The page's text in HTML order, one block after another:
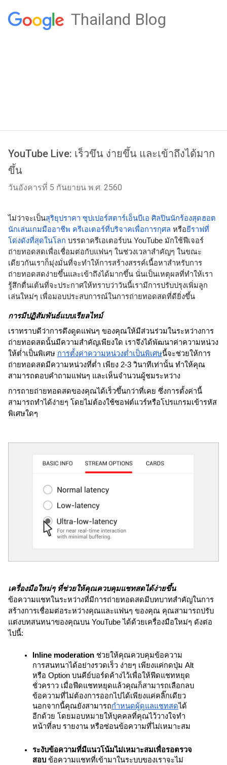
Thailand Blog
YouTube Live: เร็วขึน ง่ายขึ้น และเข้าถึงได้มาก
ขึ้น
วันอังคารที่ 5 กันยายน พ.ศ. 2560
ไม่ว่าจะเป็นสุริยุปราคา ซุปเปอร์สตาร์เอ็นบีเอ ศิลปินนักร้องสุดฮอต
นักเล่นเกมมืออาชีพ ครีเอเตอร์ที่บริจาคเพื่อการกุศล หรือยีราฟที่
โด่งดังที่สุดในโลก บรรดาครีเอเตอร์บน YouTube มักใช้ฟีเจอร์
ถ่ายทอดสดเพื่อเชื่อมต่อกับแฟนๆ ในช่วงเวลาสำคัญๆ ในขณะ
เดียวกันเราก็มุ่งมั่นที่จะทำให้การสร้างสรรค์เนื้อหาสำหรับการ
ถ่ายทอดสดง่ายขึ้นและเข้าถึงได้มากขึ้น นั่นเป็นเหตุผลที่ทำให้เรา
รู้สึกตื่นเต้นที่จะประกาศให้ทราบว่าวันนี้เรามีการปรับปรุงเพิ่มลูก
เล่นใหม่ๆ เพื่อมอบประสบการณ์ในการถ่ายทอดสดที่ดียิ่งขึ้น
การมีปฏิสัมพันธ์แบบเรียลไทม์
เราทราบดีว่าการดึงดูดแฟนๆ ของคุณให้มีส่วนร่วมในระหว่างการ
ถ่ายทอดสดนั้นมีความสำคัญเพียงใด เราจึงได้พัฒนาค่าความหน่วง
ให้ต่ำเป็นพิเศษ การตั้งค่าความหน่วงต่ำเป็นพิเศษนี้จะช่วยให้การ
ถ่ายทอดสดมีความหน่วงที่ต่ำ เพียง 2-3 วินาทีเท่านั้น ทำให้คุณ
สามารถตอบคำถามแฟนๆ และเห็นจำนวนผู้ชมระหว่าง
การถายถ่ายทอดสดของคุณได้เร็วขึ้นกว่าที่เคย ซึ่งการตั้งค่านี้
สามารถทำได้ง่ายๆ โดยไม่ต้องใช้ซอฟต์แวร์หรือโปรแกรมเข้ารหัส
พิเศษใดๆ
เครื่องมือใหม่ๆ ที่ช่วยให้คุณควบคุมแชทสดได้ง่ายขึ้น
ข้อความแชทในระหว่างที่มีการถ่ายทอดสดมีบทบาทสำคัญในการ
สร้างการเชื่อมต่อระหว่างคุณและแฟนๆ ของคุณ คุณสามารถปรับ
แต่งบทสนทนาของคุณบน YouTube ได้ด้วยเครื่องมือใหม่ๆ ดังต่อ
ไปนี้:
Inline moderation ช่วยให้คุณควบคุมข้อความ
การสนทนาได้อย่างรวดเร็ว ง่ายๆ เพียงแค่กดปุ่ม Alt
หรือ Option บนคีย์บอร์ดค้างไว้เพื่อให้ฟีดแชทหยุด
ชั่วคราว เมื่อฟีดแชทหยุดแล้วคุณก็สามารถเลือกลบ
ข้อความที่ไม่ต้องการออกไปได้เพียงแค่คลิ๊กเดียว
นอกจากนี้คุณยังสามารถกำหนดผู้ดูแลแชทสดได้
อีกด้วย โดยมอบหมายให้บุคคลที่คุณไว้วางใจทำ
หน้าที่ลบ รายงาน หรือซ่อนข้อความที่ไม่เหมาะสม
ระงับข้อความที่มีแนวโน้มไม่เหมาะสมเพื่อรอตรวจ
สอบ ข้อความแชทที่เข้ามาในระบบของเราจะไม่